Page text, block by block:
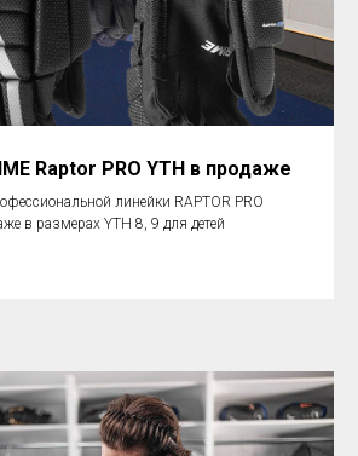
Raptor PRO YTH в продаже
линейки RAPTOR PRO
в размерах YTH 8, 9 для детей